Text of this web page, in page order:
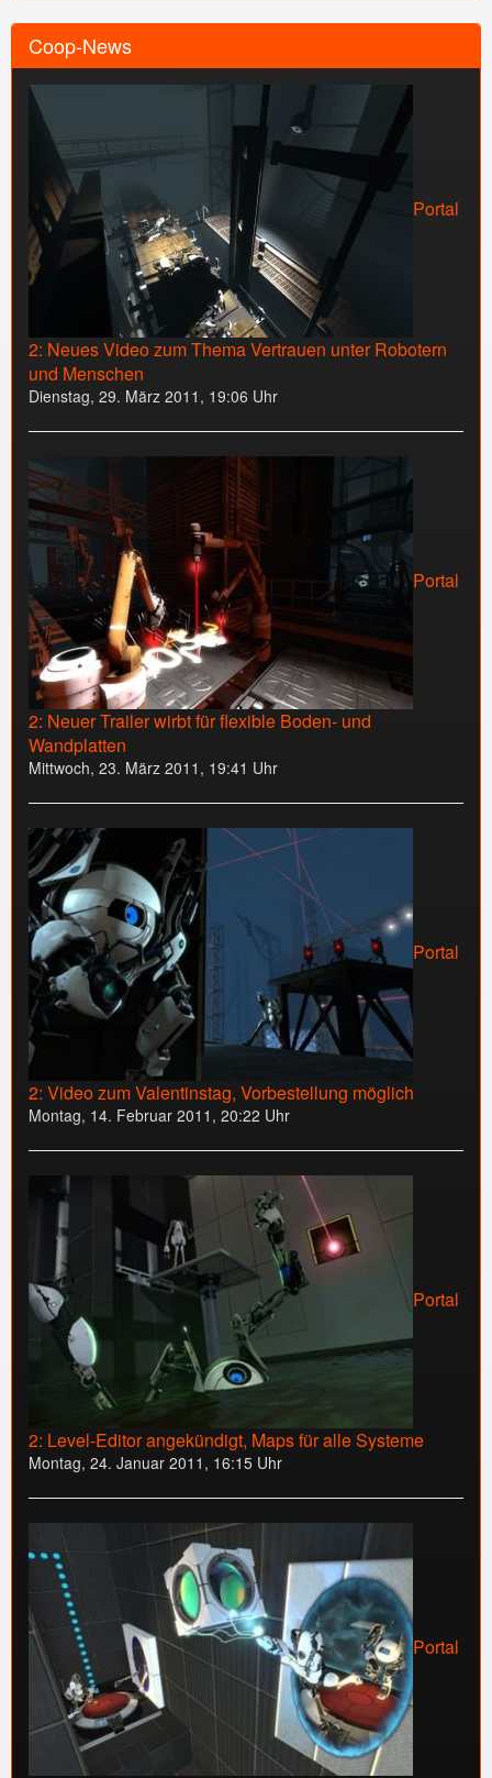
Coop-News
Portal
2: Neues Video zum Thema Vertrauen unter Robotern
und Menschen
Dienstag, 29. März 2011, 19:06 Uhr
Portal
2: Neuer Trailer wirbt für flexible Boden- und
Wandplatten
Mittwoch, 23. März 2011, 19:41 Uhr
Portal
2: Video zum Valentinstag, Vorbestellung möglich
Montag, 14. Februar 2011, 20:22 Uhr
Portal
2: Level-Editor angekündigt, Maps für alle Systeme
Montag, 24. Januar 2011, 16:15 Uhr
Portal